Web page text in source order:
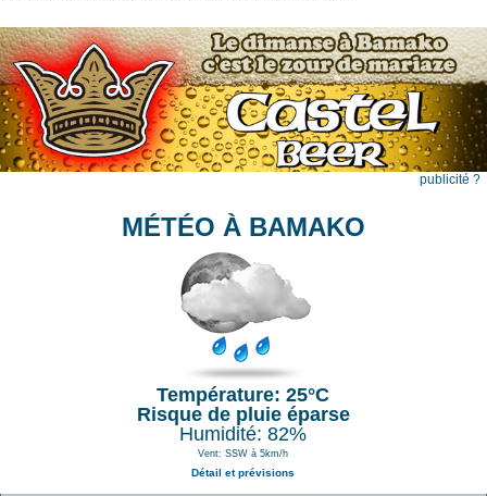
publicité ?
MÉTÉO À BAMAKO
Température: 25°C
Risque de pluie éparse
Humidité: 82%
Vent: SSW à 5km/h
Détail et prévisions